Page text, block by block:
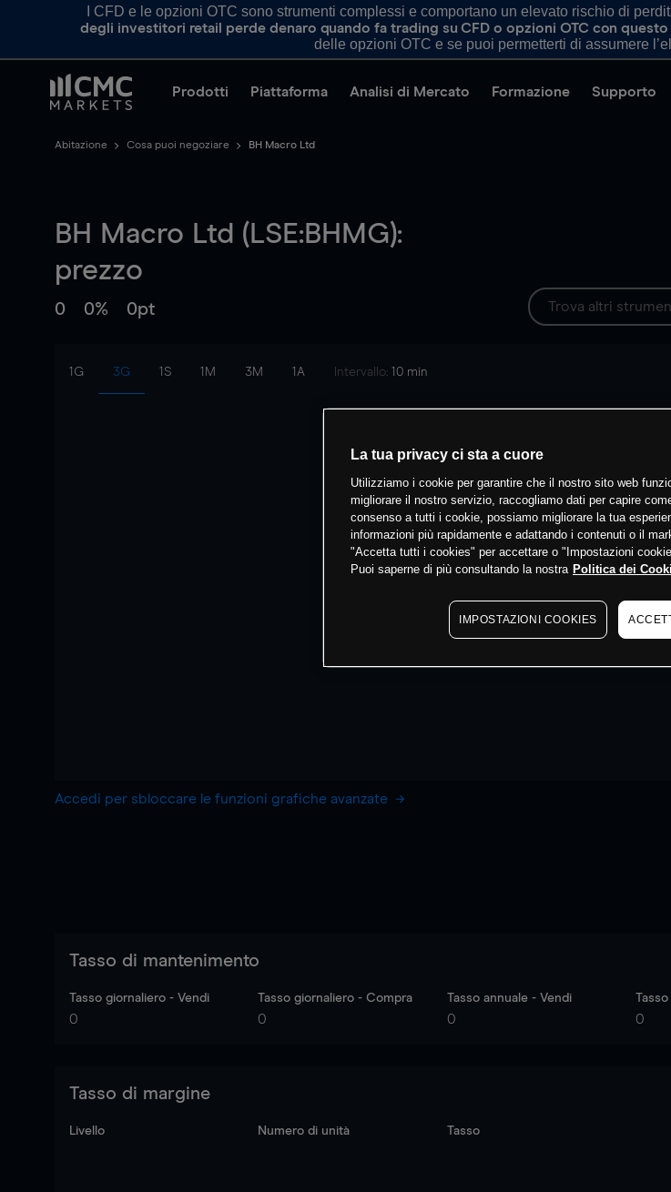
I CFD e le opzioni OTC sono strumenti complessi e comportano un elevato rischio di
degli investitori retail perde denaro quando fa trading su CFD o opzioni OTC con
delle opzioni OTC e se puoi permetterti di assumere
Prodotti Piattaforma Analisi di Mercato Formazione Supporto
Abitazione Cosa puoi negoziare BH Macro Ltd
BH Macro Ltd (LSE:BHMG):
prezzo
0 0% 0pt
1G 3G 1S 1M 3M 1A Intervallo: 10 min
Accedi per sbloccare le funzioni grafiche avanzate
Tasso di mantenimento
Tasso giornaliero - Vendi
0
Tasso giornaliero - Compra
0
Tasso annuale - Vendi
0 0
Tasso di margine
Livello Numero di unità Tasso
La tua privacy ci sta a cuore
Utilizziamo i cookie per garantire che il nostro sito web
migliorare il nostro servizio, raccogliamo dati per capire
consenso a tutti i cookie, possiamo migliorare la tua
informazioni più rapidamente e adattando i contenuti o il
"Accetta tutti i cookies" per accettare o "Impostazioni
Puoi saperne di più consultando la nostra Politica dei
IMPOSTAZIONI COOKIES